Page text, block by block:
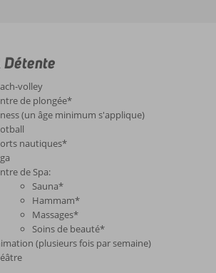
Détente
volley
de plongée*
(un âge minimum s'applique)
nautiques*
de Spa:
Sauna*
Hammam*
Massages*
Soins de beauté*
(plusieurs fois par semaine)